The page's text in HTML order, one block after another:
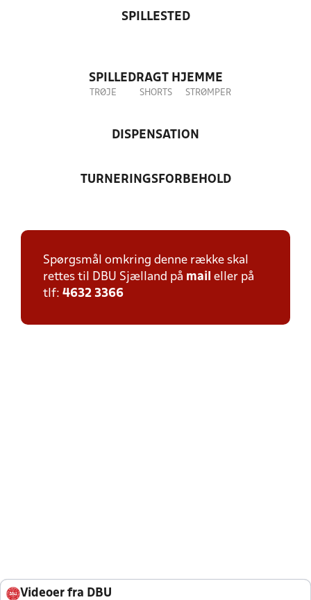
SPILLESTED
SPILLEDRAGT HJEMME
TRØJE SHORTS STRØMPER
DISPENSATION
TURNERINGSFORBEHOLD
Spørgsmål omkring denne række skal
rettes til DBU Sjælland på mail eller på
tlf: 4632 3366
Videoer fra DBU